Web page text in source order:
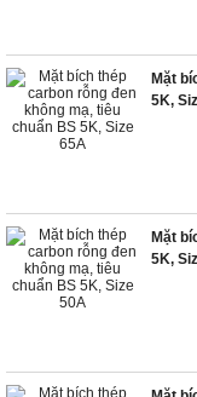
Mặt
5K,
Mặt
5K,